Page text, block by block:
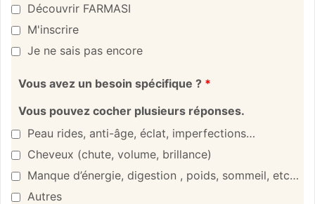
Découvrir FARMASI
M'inscrire
Je ne sais pas encore
Vous avez un besoin spécifique ? *
Vous pouvez cocher plusieurs réponses.
Peau rides, anti-âge, éclat, imperfections…
Cheveux (chute, volume, brillance)
Manque d’énergie, digestion , poids, sommeil, etc…
Autres